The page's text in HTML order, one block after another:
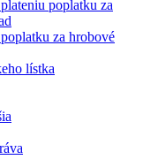
poplatku za
za hrobové
lístka